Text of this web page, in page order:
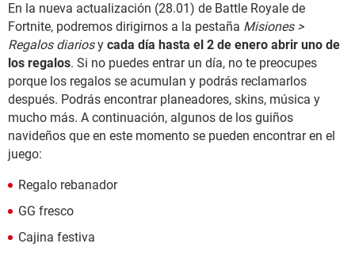
En la nueva actualización (28.01) de Battle Royale de
Fortnite, podremos dirigirnos a la pestaña Misiones >
Regalos diariosy cada día hasta el 2 de enero abrir uno de
los regalos. Si no puedes entrar un día, no te preocupes
porque los regalos se acumulan y podrás reclamarlos
después. Podrás encontrar planeadores, skins, música y
mucho más. A continuación, algunos de los guiños
navideños que en este momento se pueden encontrar en el
juego:
Regalo rebanador
GG fresco
Cajina festiva